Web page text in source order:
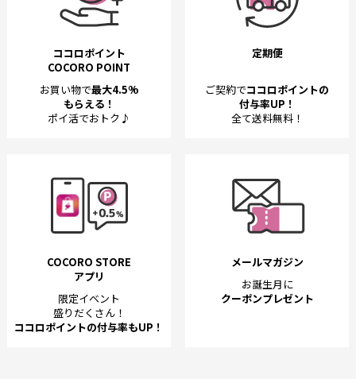
ココロポイント
COCORO POINT
お買い物で最大4.5%
もらえる！
ポイ活でおトク♪
定期便
ご契約でココロポイントの
付与率UP！
全て送料無料！
COCORO STORE
アプリ
限定イベント
盛りだくさん！
ココロポイントの付与率もUP！
メールマガジン
お誕生月に
クーポンプレゼント